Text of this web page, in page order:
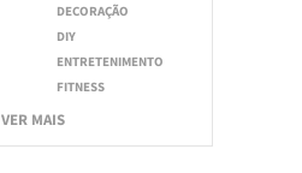
DECORAÇÃO
DIY
ENTRETENIMENTO
FITNESS
VER MAIS